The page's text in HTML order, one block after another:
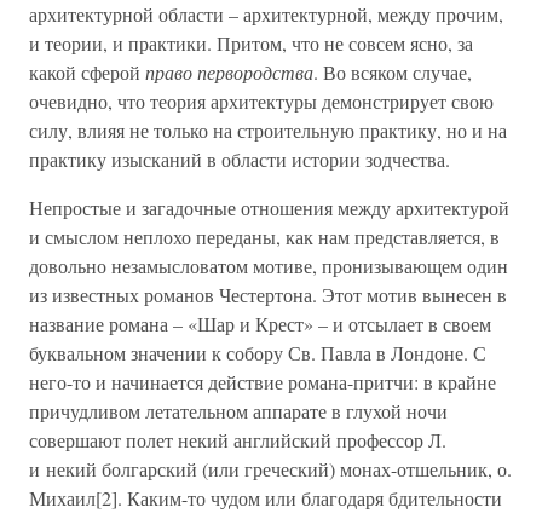
архитектурной области – архитектурной, между прочим,
и теории, и практики. Притом, что не совсем ясно, за
какой сферой право первородства. Во всяком случае,
очевидно, что теория архитектуры демонстрирует свою
силу, влияя не только на строительную практику, но и на
практику изысканий в области истории зодчества.
Непростые и загадочные отношения между архитектурой
и смыслом неплохо переданы, как нам представляется, в
довольно незамысловатом мотиве, пронизывающем один
из известных романов Честертона. Этот мотив вынесен в
название романа – «Шар и Крест» – и отсылает в своем
буквальном значении к собору Св. Павла в Лондоне. С
него-то и начинается действие романа-притчи: в крайне
причудливом летательном аппарате в глухой ночи
совершают полет некий английский профессор Л.
и некий болгарский (или греческий) монах-отшельник, о.
Михаил[2]. Каким-то чудом или благодаря бдительности